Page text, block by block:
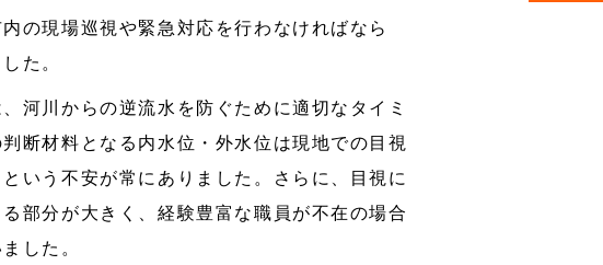
の現場巡視や緊急対応を行わなければなら
た。
河川からの逆流水を防ぐために適切なタイミ
断材料となる内水位・外水位は現地での目視
いう不安が常にありました。さらに、目視に
部分が大きく、経験豊富な職員が不在の場合
した。